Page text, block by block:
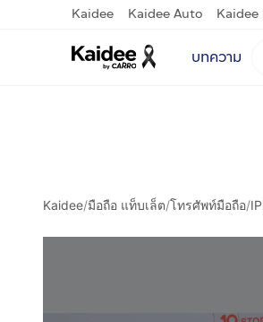
Kaidee Kaidee Auto
บทความ
Kaidee/มือถือ แท็บเล็ต/โทรศัพท์มือถือ/